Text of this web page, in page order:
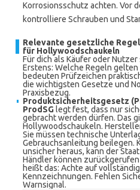
Korrosionsschutz achten. Vor
kontrolliere Schrauben und
Relevante gesetzliche
für Hollywoodschaukeln
Für dich als Käufer oder
Erstens: Welche Regeln
bedeuten Prüfzeichen
die wichtigsten Gesetze und
Praxisbezug.
Produktsicherheitsgesetz
ProdSG legt fest, dass nur
gebracht werden dürfen. Das
Hollywoodschaukeln.
Sie müssen technische
Gebrauchsanleitung beilegen.
unsicher heraus, kann der
Händler können
heißt das: Achte auf
Kennzeichnungen. Fehlen
Warnsignal.